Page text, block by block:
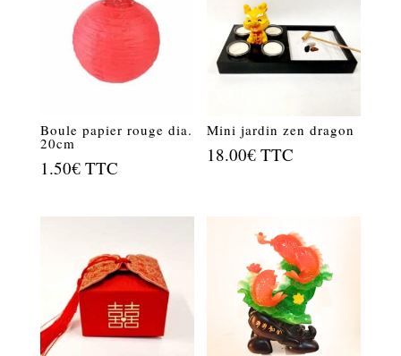
Boule papier rouge dia.
20cm
1.50€ TTC
Mini jardin zen dragon
18.00€ TTC